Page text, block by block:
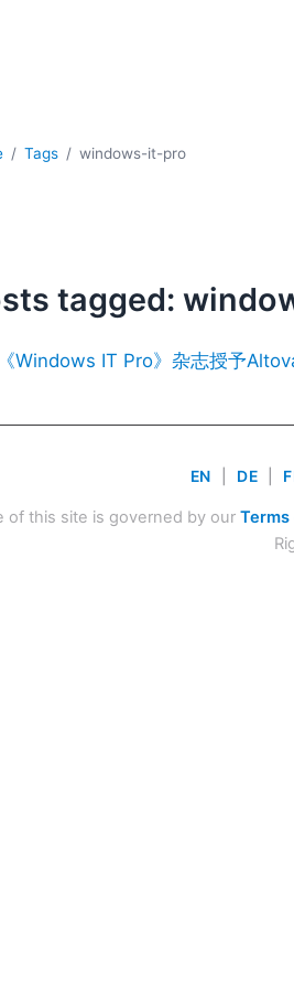
Tags windows-it-pro
tagged:
《Windows IT Pro》杂志授予
EN DE
of this site is governed by our Terms